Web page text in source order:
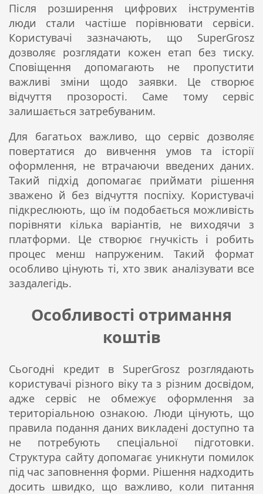
Після розширення цифрових інструментів
люди стали частіше порівнювати сервіси.
Користувачі зазначають, що SuperGrosz
дозволяє розглядати кожен етап без тиску.
Сповіщення допомагають не пропустити
важливі зміни щодо заявки. Це створює
відчуття прозорості. Саме тому сервіс
залишається затребуваним.
Для багатьох важливо, що сервіс дозволяє
повертатися до вивчення умов та історії
оформлення, не втрачаючи введених даних.
Такий підхід допомагає приймати рішення
зважено й без відчуття поспіху. Користувачі
підкреслюють, що їм подобається можливість
порівняти кілька варіантів, не виходячи з
платформи. Це створює гнучкість і робить
процес менш напруженим. Такий формат
особливо цінують ті, хто звик аналізувати все
заздалегідь.
Особливості отримання
коштів
Сьогодні кредит в SuperGrosz розглядають
користувачі різного віку та з різним досвідом,
адже сервіс не обмежує оформлення за
територіальною ознакою. Люди цінують, що
правила подання даних викладені доступно та
не потребують спеціальної підготовки.
Структура сайту допомагає уникнути помилок
під час заповнення форми. Рішення надходить
досить швидко, що важливо, коли питання